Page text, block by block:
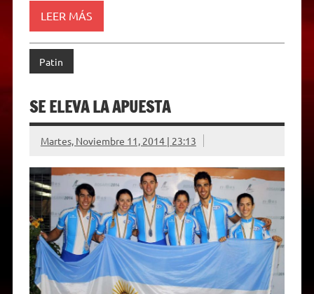
LEER MÁS
Patin
SE ELEVA LA APUESTA
Martes, Noviembre 11, 2014 | 23:13